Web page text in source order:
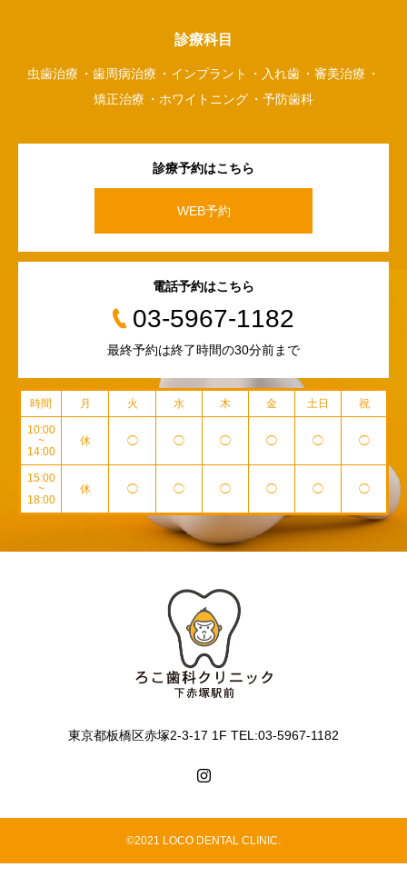
診療科目
虫歯治療 歯周病治療 インプラント 入れ歯
審美治療
矯正治療
ホワイトニング 予防歯科
診療予約はこちら
WEB予約
電話予約はこちら
03-5967-1182
最終予約は終了時間の30分前まで
時間 月 火 水 木 金 土日 祝
10:00
~
14:00
休 ◯ ◯ ◯ ◯ ◯ ◯
15:00
~
18:00
休 ◯ ◯ ◯ ◯ ◯ ◯
東京都板橋区赤塚2-3-17 1F TEL:03-5967-1182
©2021 LOCO DENTAL CLINIC.